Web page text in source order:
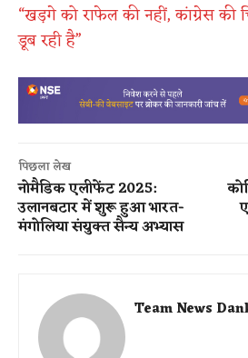
“खड़गे को राफेल की नहीं, कांग्रेस की
डूब रही है”
पिछला लेख
नोमैडिक एलीफेंट 2025:
उलानबटार में शुरू हुआ भारत-
मंगोलिया संयुक्त सैन्य अभ्यास
Team News